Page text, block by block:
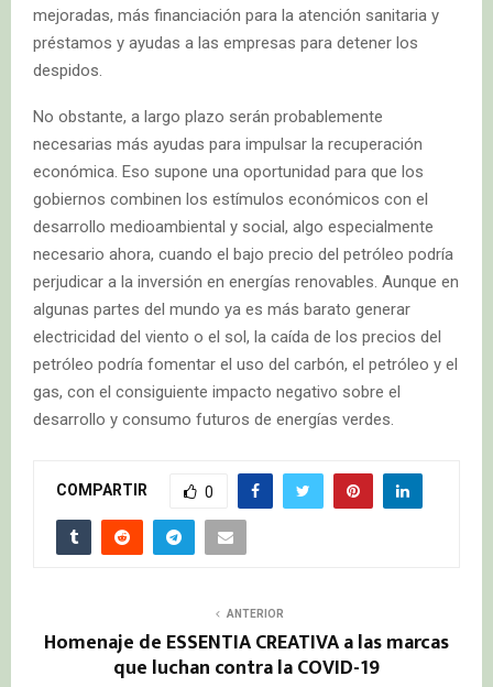
mejoradas, más financiación para la atención sanitaria y
préstamos y ayudas a las empresas para detener los
despidos.
No obstante, a largo plazo serán probablemente
necesarias más ayudas para impulsar la recuperación
económica. Eso supone una oportunidad para que los
gobiernos combinen los estímulos económicos con el
desarrollo medioambiental y social, algo especialmente
necesario ahora, cuando el bajo precio del petróleo podría
perjudicar a la inversión en energías renovables. Aunque en
algunas partes del mundo ya es más barato generar
electricidad del viento o el sol, la caída de los precios del
petróleo podría fomentar el uso del carbón, el petróleo y el
gas, con el consiguiente impacto negativo sobre el
desarrollo y consumo futuros de energías verdes.
COMPARTIR 0
ANTERIOR
Homenaje de ESSENTIA CREATIVA a las marcas
que luchan contra la COVID-19